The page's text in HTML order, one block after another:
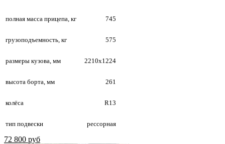
полная масса прицепа, кг 745
грузоподъемность, кг 575
размеры кузова, мм 2210х1224
высота борта, мм 261
колёса R13
тип подвески рессорная
72 800 руб